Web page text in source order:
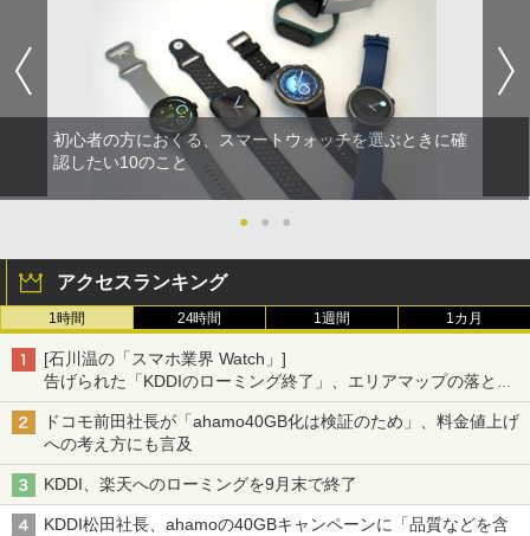
初心者の方におくる、スマートウォッチを選ぶときに確
認したい10のこと
● ● ●
アクセスランキング
1時間 24時間 1週間 1カ月
[石川温の「スマホ業界 Watch」]
告げられた「KDDIのローミング終了」、エリアマップの落とし
穴と楽天モバイルの課題
ドコモ前田社長が「ahamo40GB化は検証のため」、料金値上げ
への考え方にも言及
KDDI、楽天へのローミングを9月末で終了
KDDI松田社長、ahamoの40GBキャンペーンに「品質などを含